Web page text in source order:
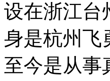
设在浙江台
身是杭州飞
至今是从事